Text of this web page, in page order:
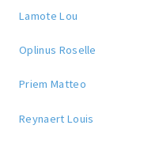
Lamote Lou
Oplinus Roselle
Priem Matteo
Reynaert Louis